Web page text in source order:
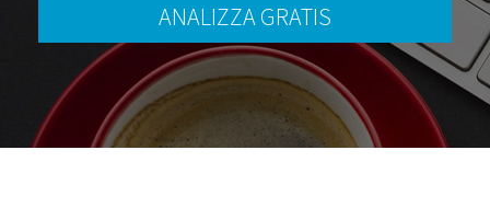
ANALIZZA GRATIS